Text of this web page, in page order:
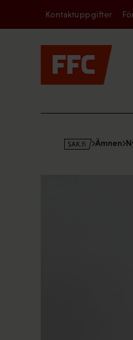
Kontaktuppgifter
s
Ämnen